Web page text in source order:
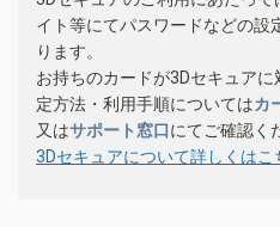
イト等にてパスワードなどの設
ります。
お持ちのカードが3Dセキュア
定方法・利用手順についてはカ
又はサポート窓口にてご確認く
3Dセキュアについて詳しくはこ